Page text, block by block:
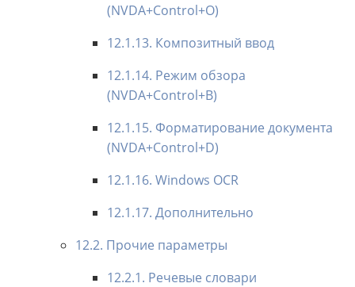
(NVDA+Control+O)
12.1.13. Композитный ввод
12.1.14. Режим обзора
(NVDA+Control+B)
12.1.15. Форматирование документа
(NVDA+Control+D)
12.1.16. Windows OCR
12.1.17. Дополнительно
12.2. Прочие параметры
12.2.1. Речевые словари